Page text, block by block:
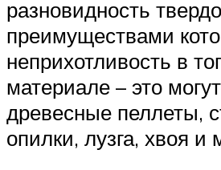
разновидность
преимуществами
неприхотливость в
материале – это
древесные пеллеты,
опилки, лузга, хвоя и